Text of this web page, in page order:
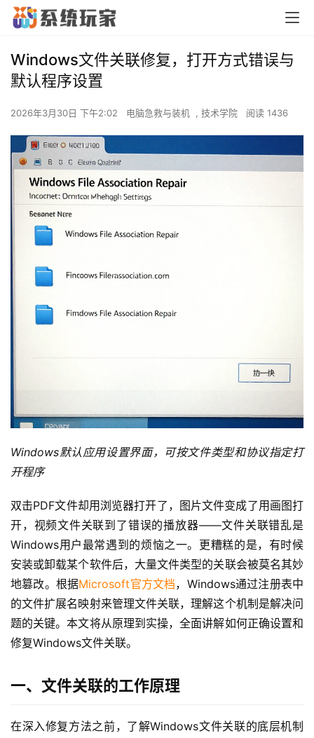
Windows文件关联修复，打开方式错误与
默认程序设置
2026年3月30日 下午2:02 电脑急救与装机 , 技术学院 阅读 1436
Windows默认应用设置界面，可按文件类型和协议指定打
开程序
双击PDF文件却用浏览器打开了，图片文件变成了用画图打
开，视频文件关联到了错误的播放器——文件关联错乱是
Windows用户最常遇到的烦恼之一。更糟糕的是，有时候
安装或卸载某个软件后，大量文件类型的关联会被莫名其妙
地篡改。根据Microsoft官方文档，Windows通过注册表中
的文件扩展名映射来管理文件关联，理解这个机制是解决问
题的关键。本文将从原理到实操，全面讲解如何正确设置和
修复Windows文件关联。
一、文件关联的工作原理
在深入修复方法之前，了解Windows文件关联的底层机制